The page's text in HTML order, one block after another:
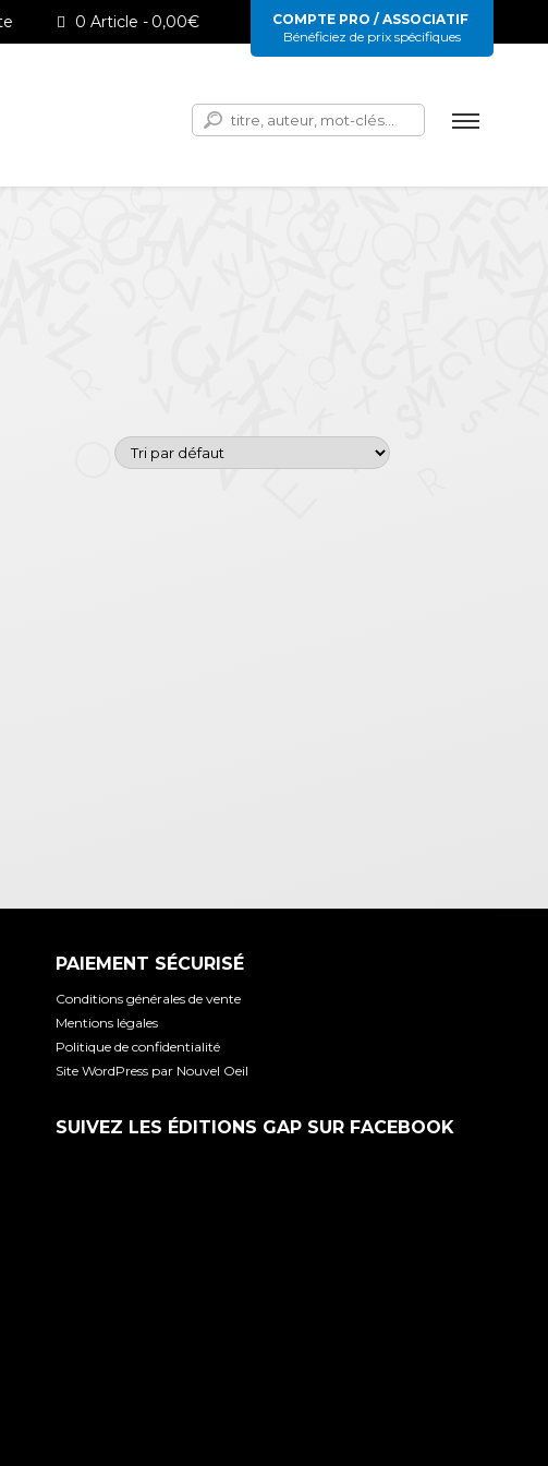
0 Article 0,00€
COMPTE PRO / ASSOCIATIF
Bénéficiez de prix spécifiques
Rechercher :
PAIEMENT SÉCURISÉ
Conditions générales de vente
Mentions légales
Politique de confidentialité
Site WordPress par Nouvel Oeil
SUIVEZ LES ÉDITIONS GAP SUR FACEBOOK